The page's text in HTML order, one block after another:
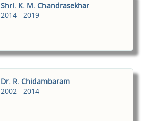
Shri. K. M. Chandrasekhar
2014 - 2019
Dr. R. Chidambaram
2002 - 2014